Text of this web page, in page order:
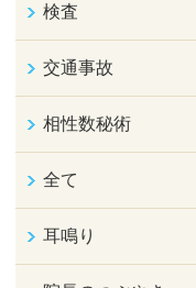
検査
交通事故
相性数秘術
全て
耳鳴り